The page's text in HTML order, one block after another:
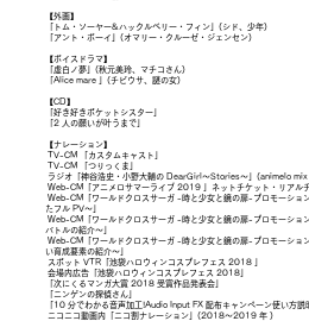
【外画】
「トム・ソーヤー&ハックルベリー・フィン」(シド、少年)
「アント・ボーイ」(オマリー・クルーゼ・ジェンセン)
【ボイスドラマ】
「虚白ノ夢」(秋元美玲、マチコさん)
「Alice mare 」(チビウサ、謎の女)
【CD】
「好き好きポケットシスター」
「2 人の願いが叶うまで」
【ナレーション】
TV-CM 「カスタムキャスト」
TV-CM 「つりっくま」
ラジオ「神谷浩史・小野大輔の DearGirl〜Stories〜」(animelo mix
Web-CM「アニメロサマーライブ 2019 」ネットチケット・リアル
Web-CM「ワールドクロスサーガ -時と少女と鏡の扉-プロモーショ
たフル PV〜」
Web-CM「ワールドクロスサーガ -時と少女と鏡の扉-プロモーショ
バトルの紹介〜」
Web-CM「ワールドクロスサーガ -時と少女と鏡の扉-プロモーショ
い育成要素の紹介〜」
スポット VTR「池袋ハロウィンコスプレフェス 2018 」
会場内広告「池袋ハロウィンコスプレフェス 2018」
「次にくるマンガ大賞 2018 受賞作品発表会」
「ニンゲンの探偵さん」
「10 分でわかる音声加工!Audio Input FX 配布キャンペーン使い方説
ニコニコ動画内「ニコ割ナレーション」(2018〜2019 年 )